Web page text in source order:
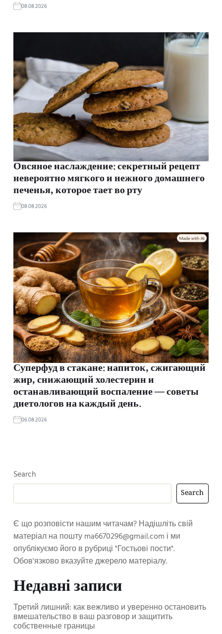
08.08.2026
Овсяное наслаждение: секретный рецепт
невероятно мягкого и нежного домашнего
печенья, которое тает во рту
08.08.2026
Суперфуд в стакане: напиток, сжигающий
жир, снижающий холестерин и
останавливающий воспаление — советы
диетологов на каждый день.
06.08.2026
Search
Search
Є що розповісти нашим читачам? Надішліть свій
матеріал на поштуma6670296@gmail.com і ми
опублікуємо його в рубриці "Гостьові пости".
Обов'язково вказуйте джерело матеріалу.
Недавні записи
Третий лишний: как вежливо и уверенно остановить
вмешательство в ваш разговор и защитить
собственные границы